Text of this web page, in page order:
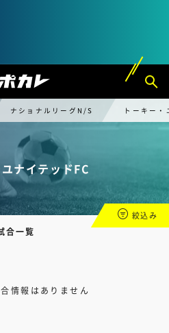
ナショナルリーグN/S トーキー
ナイテッドFC
合一覧
絞込み
情報はありません